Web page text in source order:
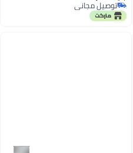
توصيل مجاني
توصيل مجاني